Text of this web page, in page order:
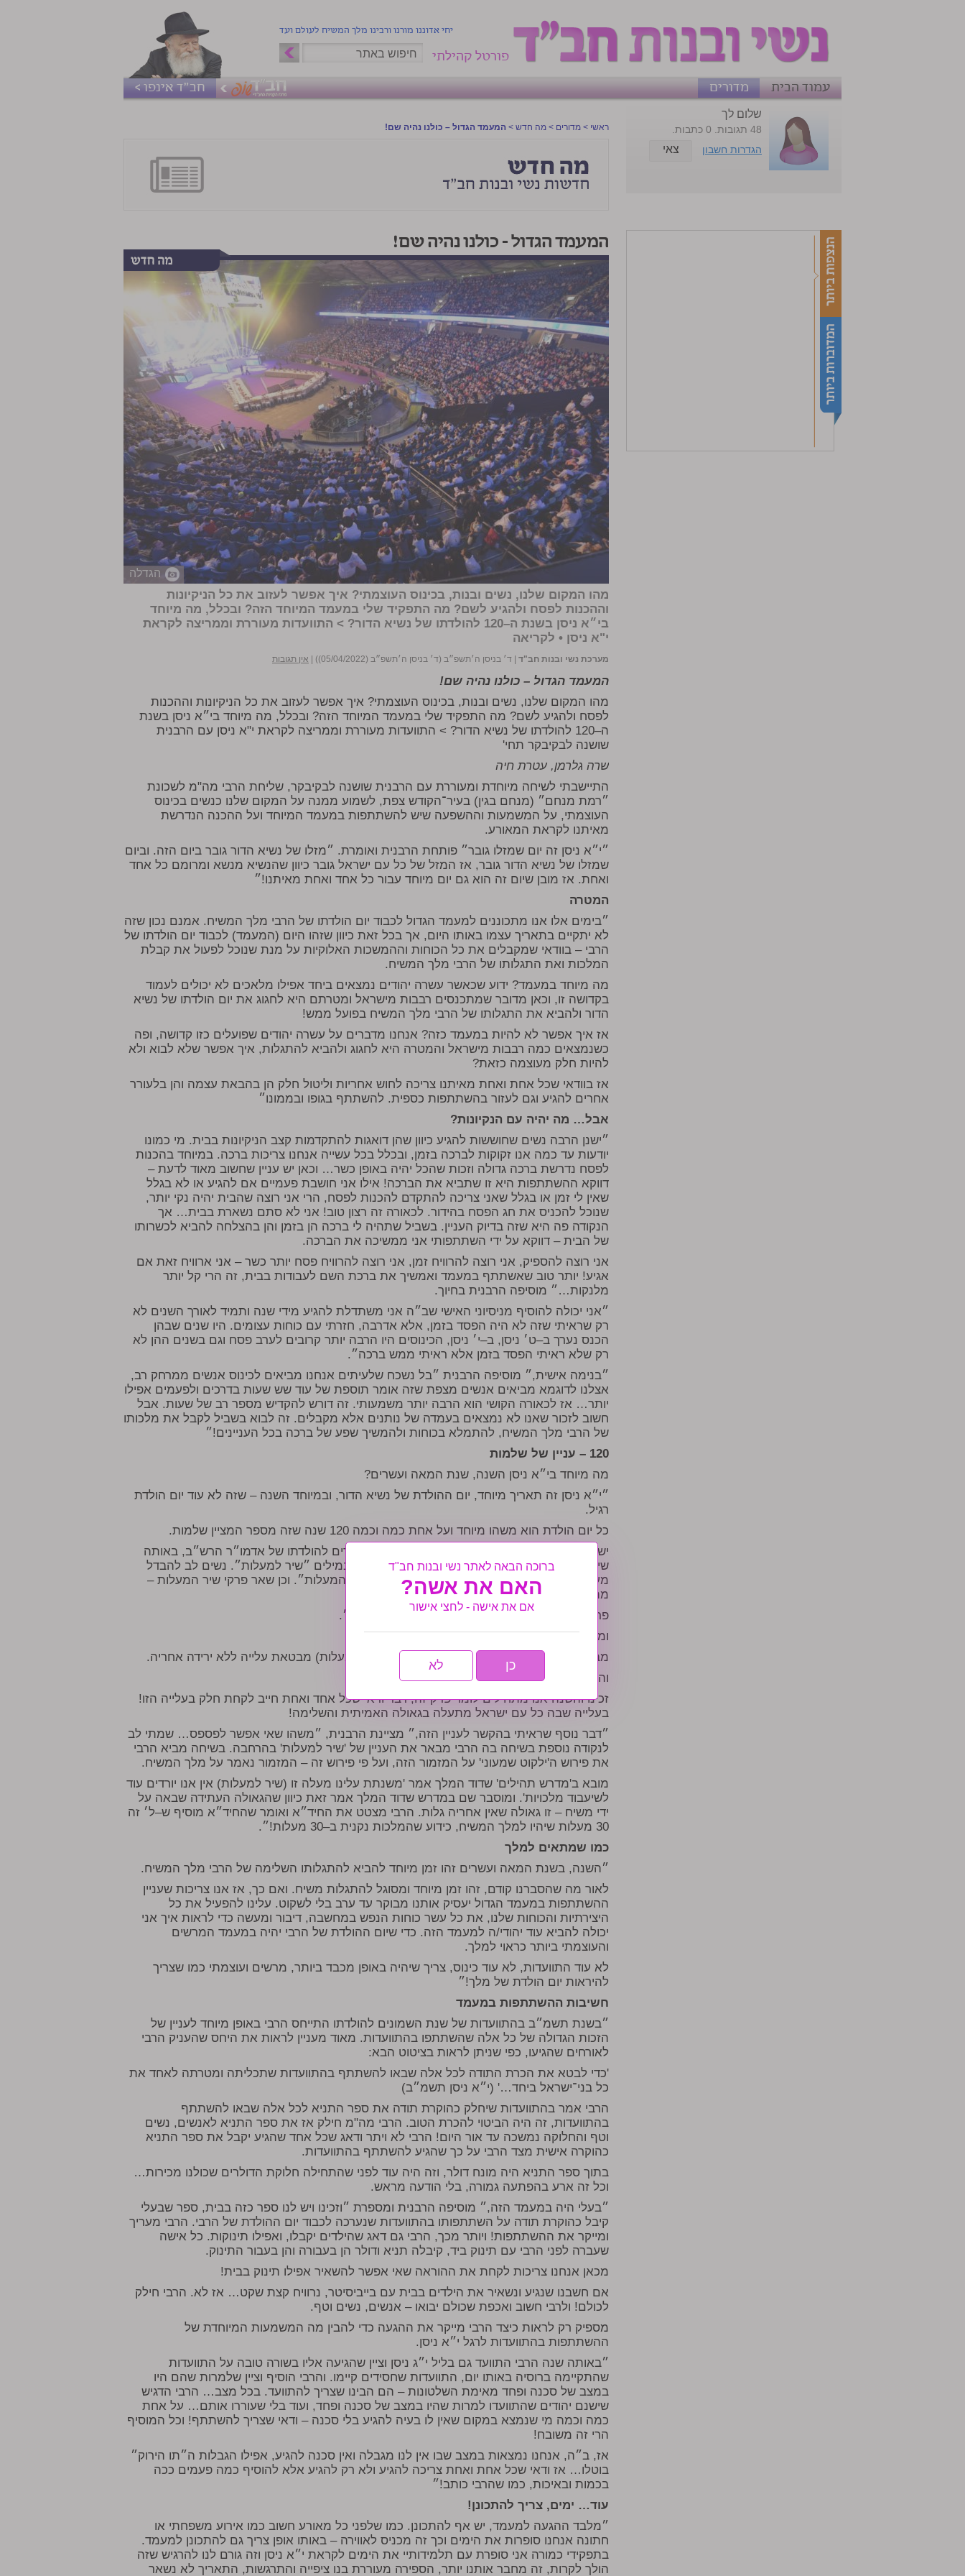
יחי אדוננו מורנו ורבינו מלך המשיח לעולם ועד
פורטל קהילתי
עמוד הבית
מדורים חב"ד אינפו >
ראשי > מדורים > מה חדש > המעמד הגדול – כולנו נהיה שם!
המעמד הגדול – כולנו נהיה שם!
הגדלה
מהו המקום שלנו, נשים ובנות, בכינוס העוצמתי? איך אפשר לעזוב את כל הניקיונות
וההכנות לפסח ולהגיע לשם? מה התפקיד שלי במעמד המיוחד הזה? ובכלל, מה מיוחד
בי״א ניסן בשנת ה–120 להולדתו של נשיא הדור? > התוועדות מעוררת וממריצה לקראת
י"א ניסן • לקריאה
מערכת נשי ובנות חב"ד ד׳ בניסן ה׳תשפ״ב (ד׳ בניסן ה׳תשפ״ב (05/04/2022)) אין תגובות
המעמד הגדול – כולנו נהיה שם!
מהו המקום שלנו, נשים ובנות, בכינוס העוצמתי? איך אפשר לעזוב את כל הניקיונות וההכנות
לפסח ולהגיע לשם? מה התפקיד שלי במעמד המיוחד הזה? ובכלל, מה מיוחד בי״א ניסן בשנת
ה–120 להולדתו של נשיא הדור? > התוועדות מעוררת וממריצה לקראת י"א ניסן עם הרבנית
שושנה לבקיבקר תחי'
שרה גלרמן, עטרת חיה
התיישבתי לשיחה מיוחדת ומעוררת עם הרבנית שושנה לבקיבקר, שליחת הרבי מה"מ לשכונת
״רמת מנחם״ (מנחם בגין) בעיר־הקודש צפת, לשמוע ממנה על המקום שלנו כנשים בכינוס
העוצמתי, על המשמעות וההשפעה שיש להשתתפות במעמד המיוחד ועל ההכנה הנדרשת
מאיתנו לקראת המאורע.
״י״א ניסן זה יום שמזלו גובר״ פותחת הרבנית ואומרת. ״מזלו של נשיא הדור גובר ביום הזה. וביום
שמזלו של נשיא הדור גובר, אז המזל של כל עם ישראל גובר כיוון שהנשיא מנשא ומרומם כל אחד
ואחת. אז מובן שיום זה הוא גם יום מיוחד עבור כל אחד ואחת מאיתנו!״
המטרה
״בימים אלו אנו מתכוננים למעמד הגדול לכבוד יום הולדתו של הרבי מלך המשיח. אמנם נכון שזה
לא יתקיים בתאריך עצמו באותו היום, אך בכל זאת כיוון שזהו היום (המעמד) לכבוד יום הולדתו של
הרבי – בוודאי שמקבלים את כל הכוחות וההמשכות האלוקיות על מנת שנוכל לפעול את קבלת
המלכות ואת התגלותו של הרבי מלך המשיח.
מה מיוחד במעמד? ידוע שכאשר עשרה יהודים נמצאים ביחד אפילו מלאכים לא יכולים לעמוד
בקדושה זו, וכאן מדובר שמתכנסים רבבות מישראל ומטרתם היא לחגוג את יום הולדתו של נשיא
הדור ולהביא את התגלותו של הרבי מלך המשיח בפועל ממש!
אז איך אפשר לא להיות במעמד כזה? אנחנו מדברים על עשרה יהודים שפועלים כזו קדושה, ופה
כשנמצאים כמה רבבות מישראל והמטרה היא לחגוג ולהביא להתגלות, איך אפשר שלא לבוא ולא
להיות חלק מעוצמה כזאת?
אז בוודאי שכל אחת ואחת מאיתנו צריכה לחוש אחריות וליטול חלק הן בהבאת עצמה והן בלעורר
אחרים להגיע וגם לעזור בהשתתפות כספית. להשתתף בגופו ובממונו״
אבל… מה יהיה עם הנקיונות?
״ישנן הרבה נשים שחוששות להגיע כיוון שהן דואגות להתקדמות קצב הניקיונות בבית. מי כמונו
יודעות עד כמה אנו זקוקות לברכה בזמן, ובכלל בכל עשייה אנחנו צריכות ברכה. במיוחד בהכנות
לפסח נדרשת ברכה גדולה וזכות שהכל יהיה באופן כשר… וכאן יש עניין שחשוב מאוד לדעת –
דווקא ההשתתפות היא זו שתביא את הברכה! אילו אני חושבת פעמיים אם להגיע או לא בגלל
שאין לי זמן או בגלל שאני צריכה להתקדם להכנות לפסח, הרי אני רוצה שהבית יהיה נקי יותר,
שנוכל להכניס את חג הפסח בהידור. לכאורה זה רצון טוב! אני לא סתם נשארת בבית… אך
הנקודה פה היא שזה בדיוק העניין. בשביל שתהיה לי ברכה הן בזמן והן בהצלחה להביא לכשרותו
של הבית – דווקא על ידי השתתפותי אני ממשיכה את הברכה.
אני רוצה להספיק, אני רוצה להרוויח זמן, אני רוצה להרוויח פסח יותר כשר – אני ארוויח זאת אם
אגיע! יותר טוב שאשתתף במעמד ואמשיך את ברכת השם לעבודות בבית, זה הרי קל יותר
מלנקות…״ מוסיפה הרבנית בחיוך.
״אני יכולה להוסיף מניסיוני האישי שב״ה אני משתדלת להגיע מידי שנה ותמיד לאורך השנים לא
רק שראיתי שזה לא היה הפסד בזמן, אלא אדרבה, חזרתי עם כוחות עצומים. היו שנים שבהן
הכנס נערך ב–ט׳ ניסן, ב–י׳ ניסן, הכינוסים היו הרבה יותר קרובים לערב פסח וגם בשנים ההן לא
רק שלא ראיתי הפסד בזמן אלא ראיתי ממש ברכה״.
״בנימה אישית,״ מוסיפה הרבנית ״בל נשכח שלעיתים אנחנו מביאים לכינוס אנשים ממרחק רב,
אצלנו לדוגמא מביאים אנשים מצפת שזה אומר תוספת של עוד שש שעות בדרכים ולפעמים אפילו
יותר… אז לכאורה הקושי הוא הרבה יותר משמעותי. זה דורש להקדיש מספר רב של שעות. אבל
חשוב לזכור שאנו לא נמצאים בעמדה של נותנים אלא מקבלים. זה לבוא בשביל לקבל את מלכותו
של הרבי מלך המשיח, להתמלא בכוחות ולהמשיך שפע של ברכה בכל העניינים!״
120 – עניין של שלמות
מה מיוחד בי״א ניסן השנה, שנת המאה ועשרים?
״י״א ניסן זה תאריך מיוחד, יום ההולדת של נשיא הדור, ובמיוחד השנה – שזה לא עוד יום הולדת
רגיל.
כל יום הולדת הוא משהו מיוחד ועל אחת כמה וכמה 120 שנה שזה מספר המציין שלמות.
יש שיחה נפלאה בה הרבי מדבר על שנת המאה ועשרים להולדתו של אדמו״ר הרש״ב, באותה
שיחה הרבי מציין כי הפרק הבא שנתחיל לומר פותח במילים ״שיר למעלות״. נשים לב להבדל
מעניין – הפרק הקודם, פרק ק״כ פותח במילים ״שיר המעלות״. וכן שאר פרקי שיר המעלות –
מתחילים באות ה׳.
פרק קכ״א זה הפרק היחיד שבו נאמר ״שיר למעלות״.
ומה זה אומר שיר למעלות? לעומת שיר המעלות?
מבאר הרבי באותה התוועדות שאותה מעלה (שיר למעלות) מבטאת עלייה ללא ירידה אחריה.
והעלייה הזו מתבטאת דווקא בשנת המאה ועשרים.
זכינו והשנה אנו מתחילים לומר פרק זה, דבר ודאי שכל אחד ואחת חייב לקחת חלק בעלייה הזו!
בעלייה שבה כל עם ישראל מתעלה בגאולה האמיתית והשלימה!
״דבר נוסף שראיתי בהקשר לעניין הזה,״ מציינת הרבנית, ״משהו שאי אפשר לפספס… שמתי לב
לנקודה נוספת בשיחה בה הרבי מבאר את העניין של 'שיר למעלות' בהרחבה. בשיחה מביא הרבי
את פירוש ה'ילקוט שמעוני' על המזמור הזה, ועל פי פירוש זה – המזמור נאמר על מלך המשיח.
מובא ב'מדרש תהילים' שדוד המלך אמר 'משנתת עלינו מעלה זו (שיר למעלות) אין אנו יורדים עוד
לשיעבוד מלכויות'. ומוסבר שם במדרש שדוד המלך אמר זאת כיוון שהגאולה העתידה שבאה על
ידי משיח – זו גאולה שאין אחריה גלות. הרבי מצטט את החיד״א ואומר שהחיד״א מוסיף ש–ל׳ זה
30 מעלות שיהיו למלך המשיח, כידוע שהמלכות נקנית ב–30 מעלות!״.
כמו שמתאים למלך
״השנה, בשנת המאה ועשרים זהו זמן מיוחד להביא להתגלותו השלימה של הרבי מלך המשיח.
לאור מה שהסברנו קודם, זהו זמן מיוחד ומסוגל להתגלות משיח. ואם כך, אז אנו צריכות שעניין
ההשתתפות במעמד הגדול יעסיק אותנו מבוקר עד ערב בלי לשקוט. עלינו להפעיל את כל
היצירתיות והכוחות שלנו, את כל עשר כוחות הנפש במחשבה, דיבור ומעשה כדי לראות איך אני
יכולה להביא עוד יהודי/ה למעמד הזה. כדי שיום ההולדת של הרבי יהיה במעמד המרשים
והעוצמתי ביותר כראוי למלך.
לא עוד התוועדות, לא עוד כינוס, צריך שיהיה באופן מכבד ביותר, מרשים ועוצמתי כמו שצריך
להיראות יום הולדת של מלך!״
חשיבות ההשתתפות במעמד
״בשנת תשמ״ב בהתוועדות של שנת השמונים להולדתו התייחס הרבי באופן מיוחד לעניין של
הזכות הגדולה של כל אלה שהשתתפו בהתוועדות. מאוד מעניין לראות את היחס שהעניק הרבי
לאורחים שהגיעו, כפי שניתן לראות בציטוט הבא:
'כדי לבטא את הכרת התודה לכל אלה שבאו להשתתף בהתוועדות שתכליתה ומטרתה לאחד את
כל בני־ישראל ביחד…' (י״א ניסן תשמ״ב)
הרבי אמר בהתוועדות שיחלק כהוקרת תודה את ספר התניא לכל אלה שבאו להשתתף
בהתוועדות, זה היה הביטוי להכרת הטוב. הרבי מה"מ חילק אז את ספר התניא לאנשים, נשים
וטף והחלוקה נמשכה עד אור היום! הרבי לא ויתר ודאג שכל אחד שהגיע יקבל את ספר התניא
כהוקרה אישית מצד הרבי על כך שהגיע להשתתף בהתוועדות.
בתוך ספר התניא היה מונח דולר, וזה היה עוד לפני שהתחילה חלוקת הדולרים שכולנו מכירות…
וכל זה ארע בהפתעה גמורה, בלי הודעה מראש.
״בעלי היה במעמד הזה,״ מוסיפה הרבנית ומספרת ״וזכינו ויש לנו ספר כזה בבית, ספר שבעלי
קיבל כהוקרת תודה על השתתפותו בהתוועדות שנערכה לכבוד יום ההולדת של הרבי. הרבי מעריך
ומייקר את ההשתתפות! ויותר מכך, הרבי גם דאג שהילדים יקבלו, ואפילו תינוקות. כל אישה
שעברה לפני הרבי עם תינוק ביד, קיבלה תניא ודולר הן בעבורה והן בעבור התינוק.
מכאן אנחנו צריכות לקחת את ההוראה שאי אפשר להשאיר אפילו תינוק בבית!
אם חשבנו שנגיע ונשאיר את הילדים בבית עם בייביסיטר, נרוויח קצת שקט… אז לא. הרבי חילק
לכולם! ולרבי חשוב ואכפת שכולם יבואו – אנשים, נשים וטף.
מספיק רק לראות כיצד הרבי מייקר את ההגעה כדי להבין מה המשמעות המיוחדת של
ההשתתפות בהתוועדות לרגל י״א ניסן.
״באותה שנה הרבי התוועד גם בליל י״ג ניסן וציין שהגיעה אליו בשורה טובה על התוועדות
שהתקיימה ברוסיה באותו יום, התוועדות שחסידים קיימו. והרבי הוסיף וציין שלמרות שהם היו
במצב של סכנה ופחד מאימת השלטונות – הם הבינו שצריך להתוועד. בכל מצב… הרבי הדגיש
שישנם יהודים שהתוועדו למרות שהיו במצב של סכנה ופחד, ועוד בלי שעוררו אותם… על אחת
כמה וכמה מי שנמצא במקום שאין לו בעיה להגיע בלי סכנה – ודאי שצריך להשתתף! וכל המוסיף
הרי זה משובח!
אז, ב״ה, אנחנו נמצאות במצב שבו אין לנו מגבלה ואין סכנה להגיע, אפילו הגבלות ה״תו הירוק״
בוטלו… אז ודאי שכל אחת ואחת צריכה להגיע ולא רק להגיע אלא להוסיף כמה פעמים ככה
בכמות ובאיכות, כמו שהרבי כותב!״
עוד… ימים, צריך להתכונן!
״מלבד ההגעה למעמד, יש אף להתכונן. כמו שלפני כל מאורע חשוב כמו אירוע משפחתי או
חתונה אנחנו סופרות את הימים וכך זה מכניס לאווירה – באותו אופן צריך גם להתכונן למעמד.
בתפקידי כמורה אני סופרת עם תלמידותיי את הימים לקראת י״א ניסן וזה גורם לנו להרגיש שזה
הולך לקרות, זה מחבר אותנו יותר, הספירה מעוררת בנו ציפייה והתרגשות, התאריך לא נשאר
שלום לך
48 תגובות. 0 כתבות.
הגדרות חשבון
צאי
ברוכה הבאה לאתר נשי ובנות חב"ד
האם את אשה?
אם את אישה - לחצי אישור
כן לא